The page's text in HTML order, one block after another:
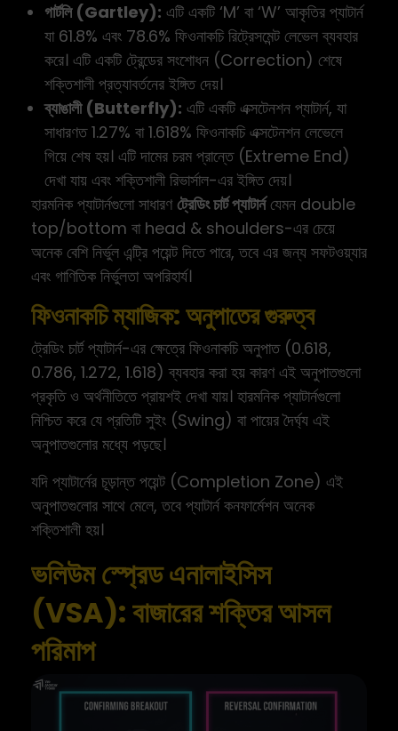
গার্টলি (Gartley): এটি একটি ‘M’ বা ‘W’ আকৃতির প্যাটার্ন
যা 61.8% এবং 78.6% ফিওনাকচি রিট্রেসমেন্ট লেভেল ব্যবহার
করে। এটি একটি ট্রেন্ডের সংশোধন (Correction) শেষে
শক্তিশালী প্রত্যাবর্তনের ইঙ্গিত দেয়।
ব্যাঙালী (Butterfly): এটি একটি এক্সটেনশন প্যাটার্ন, যা
সাধারণত 1.27% বা 1.618% ফিওনাকচি এক্সটেনশন লেভেলে
গিয়ে শেষ হয়। এটি দামের চরম প্রান্তে (Extreme End)
দেখা যায় এবং শক্তিশালী রিভার্সাল-এর ইঙ্গিত দেয়।
হারমনিক প্যাটার্নগুলো সাধারণ ট্রেডিং চার্ট প্যাটার্নযেমন double
top/bottom বা head & shoulders-এর চেয়ে
অনেক বেশি নির্ভুল এন্ট্রি পয়েন্ট দিতে পারে, তবে এর জন্য সফটওয়্যার
এবং গাণিতিক নির্ভুলতা অপরিহার্য।
ফিওনাকচি ম্যাজিক: অনুপাতের গুরুত্ব
ট্রেডিং চার্ট প্যাটার্ন-এর ক্ষেত্রে ফিওনাকচি অনুপাত (0.618,
0.786, 1.272, 1.618) ব্যবহার করা হয় কারণ এই অনুপাতগুলো
প্রকৃতি ও অর্থনীতিতে প্রায়শই দেখা যায়। হারমনিক প্যাটার্নগুলো
নিশ্চিত করে যে প্রতিটি সুইং (Swing) বা পায়ের দৈর্ঘ্য এই
অনুপাতগুলোর মধ্যে পড়ছে।
যদি প্যাটার্নের চূড়ান্ত পয়েন্ট (Completion Zone) এই
অনুপাতগুলোর সাথে মেলে, তবে প্যাটার্ন কনফার্মেশন অনেক
শক্তিশালী হয়।
ভলিউম স্প্রেড এনালাইসিস
(VSA): বাজারের শক্তির আসল
পরিমাপ